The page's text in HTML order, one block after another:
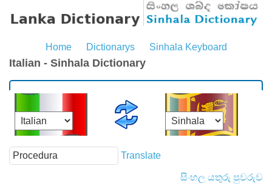
Home Dictionarys Sinhala Keyboard
Italian - Sinhala Dictionary
Translate
සිංහල යතුරු පුවරුව